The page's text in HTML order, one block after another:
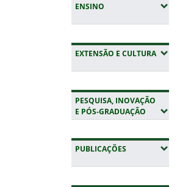
ENSINO (EXPANDIR SUBMENUS)
EXTENSÃO E CULTURA
PESQUISA, INOVAÇÃO
E PÓS-GRADUAÇÃO (EXPANDIR
PUBLICAÇÕES (EXPANDIR